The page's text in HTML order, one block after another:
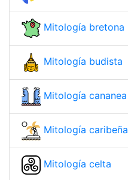
Mitología bretona
Mitología budista
Mitología cananea
Mitología caribeña
Mitología celta